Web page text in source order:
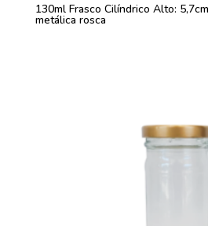
130ml Frasco Cilíndrico Alto:
metálica rosca